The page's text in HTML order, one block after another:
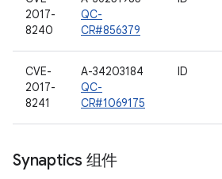
2017-
8240
QC-
CR#856379
CVE-
2017-
8241
A-34203184
QC-
CR#1069175
ID
Synaptics 组件